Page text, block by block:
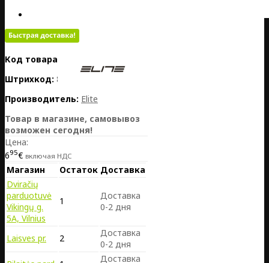
Код товара:
Штрихкод: 8020775043929
Производитель: Elite
Товар в магазине, самовывоз
возможен сегодня!
Цена:
695€ включая НДС
Магазин Остаток Доставка
Dviračių
parduotuvė
Vikingų g.
5A, Vilnius
1
Доставка
0-2 дня
Laisves pr. 2
Доставка
0-2 дня
Доставка